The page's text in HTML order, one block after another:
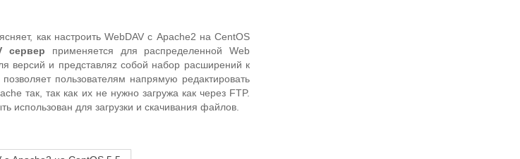
как настроить WebDAV с Apache2 на CentOS
сервер применяется для распределенной Web
версий и представляz собой набор расширений к
позволяет пользователям напрямую редактировать
так, так как их не нужно загружа как через FTP.
использован для загрузки и скачивания файлов.